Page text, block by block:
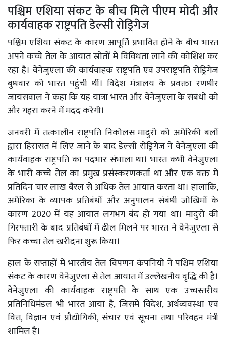
पश्चिम एशिया संकट के बीच मिले पीएम मोदी और
कार्यवाहक राष्ट्रपति डेल्सी रोड्रिगेज
पश्चिम एशिया संकट के कारण आपूर्ति प्रभावित होने के बीच भारत
अपने कच्चे तेल के आयात स्रोतों में विविधता लाने की कोशिश कर
रहा है। वेनेजुएला की कार्यवाहक राष्ट्रपति एवं उपराष्ट्रपति रोड्रिगेज
बुधवार को भारत पहुंची थीं। विदेश मंत्रालय के प्रवक्ता रणधीर
जायसवाल ने कहा कि यह यात्रा भारत और वेनेजुएला के संबंधों को
और गहरा करने में मदद करेगी।
जनवरी में तत्कालीन राष्ट्रपति निकोलस मादुरो को अमेरिकी बलों
द्वारा हिरासत में लिए जाने के बाद डेल्सी रोड्रिगेज ने वेनेजुएला की
कार्यवाहक राष्ट्रपति का पदभार संभाला था। भारत कभी वेनेजुएला
के भारी कच्चे तेल का प्रमुख प्रसंस्करणकर्ता था और एक वक्त में
प्रतिदिन चार लाख बैरल से अधिक तेल आयात करता था। हालांकि,
अमेरिका के व्यापक प्रतिबंधों और अनुपालन संबंधी जोखिमों के
कारण 2020 में यह आयात लगभग बंद हो गया था। मादुरो की
गिरफ्तारी के बाद प्रतिबंधों में ढील मिलने पर भारत ने वेनेजुएला से
फिर कच्चा तेल खरीदना शुरू किया।
हाल के सप्ताहों में भारतीय तेल विपणन कंपनियों ने पश्चिम एशिया
संकट के कारण वेनेजुएला से तेल आयात में उल्लेखनीय वृद्धि की है।
वेनेजुएला की कार्यवाहक राष्ट्रपति के साथ एक उच्चस्तरीय
प्रतिनिधिमंडल भी भारत आया है, जिसमें विदेश, अर्थव्यवस्था एवं
वित्त, विज्ञान एवं प्रौद्योगिकी, संचार एवं सूचना तथा परिवहन मंत्री
शामिल हैं।